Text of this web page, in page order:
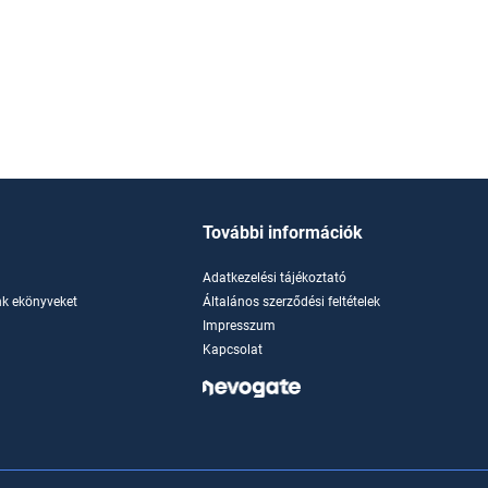
ekönyveket
További információk
Adatkezelési tájékoztató
Általános szerződési feltételek
Impresszum
Kapcsolat